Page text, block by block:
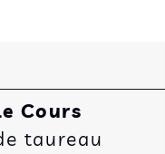
Cours
taureau